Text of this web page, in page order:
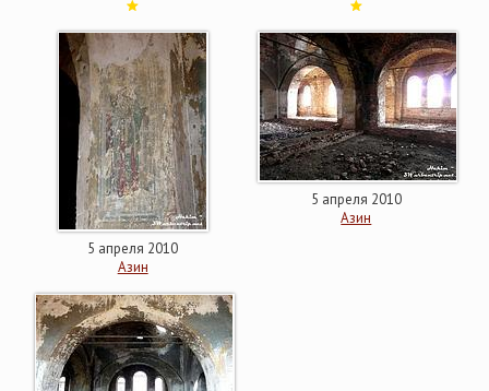
5 апреля 2010
Азин
5 апреля 2010
Азин